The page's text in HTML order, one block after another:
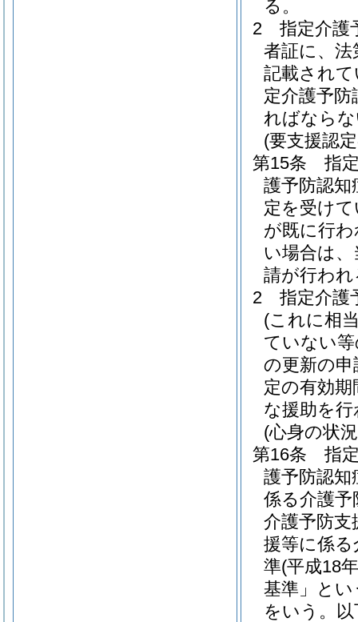
る。
2
指定介護
者証に、法
記載され
定介護予
ればなら
(要支援認
第15条
指
護予防認知
定を受け
が既に行
い場合は
請が行わ
2
指定介護
(これに相
ていない
の更新の
定の有効
な援助を
(心身の状
第16条
指
護予防認
係る介護
介護予防支
援等に係
準(平成18
基準」とい
をいう。